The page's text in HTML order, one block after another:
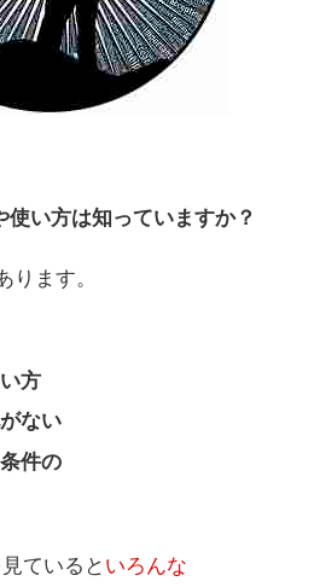
い方は知っていますか？
ります。
方
ない
件の
ていると いろんな